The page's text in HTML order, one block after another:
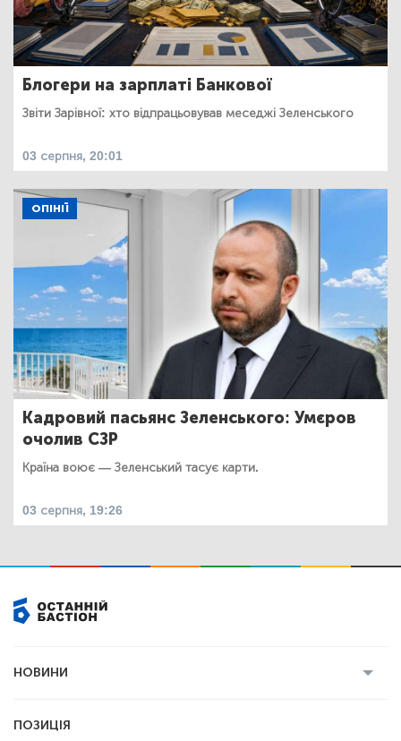
Блогери на зарплаті Банкової
Звіти Зарівної: хто відпрацьовував меседжі Зеленського
03 серпня, 20:01
ОПІНІЇ
Кадровий пасьянс Зеленського: Умєров
очолив СЗР
Країна воює — Зеленський тасує карти.
03 серпня, 19:26
НОВИНИ
ПОЗИЦІЯ